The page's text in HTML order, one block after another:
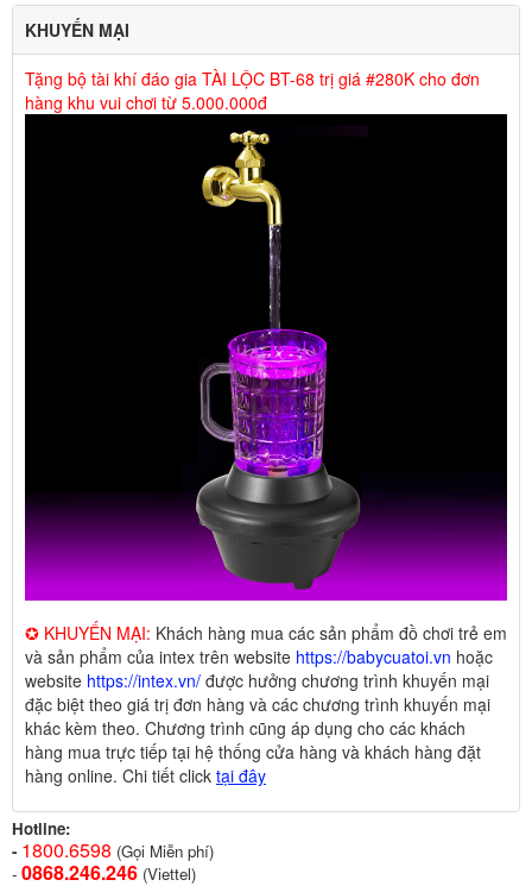
KHUYẾN MẠI
Tặng bộ tài khí đáo gia TÀI LỘC BT-68 trị giá #280K cho đơn
hàng khu vui chơi từ 5.000.000đ
✪ KHUYẾN MẠI: Khách hàng mua các sản phẩm đồ chơi trẻ em
và sản phẩm của intex trên website https://babycuatoi.vn hoặc
website https://intex.vn/ được hưởng chương trình khuyến mại
đặc biệt theo giá trị đơn hàng và các chương trình khuyến mại
khác kèm theo. Chương trình cũng áp dụng cho các khách
hàng mua trực tiếp tại hệ thống cửa hàng và khách hàng đặt
hàng online. Chi tiết click tại đây
Hotline:
- 1800.6598 (Gọi Miễn phí)
- 0868.246.246 (Viettel)